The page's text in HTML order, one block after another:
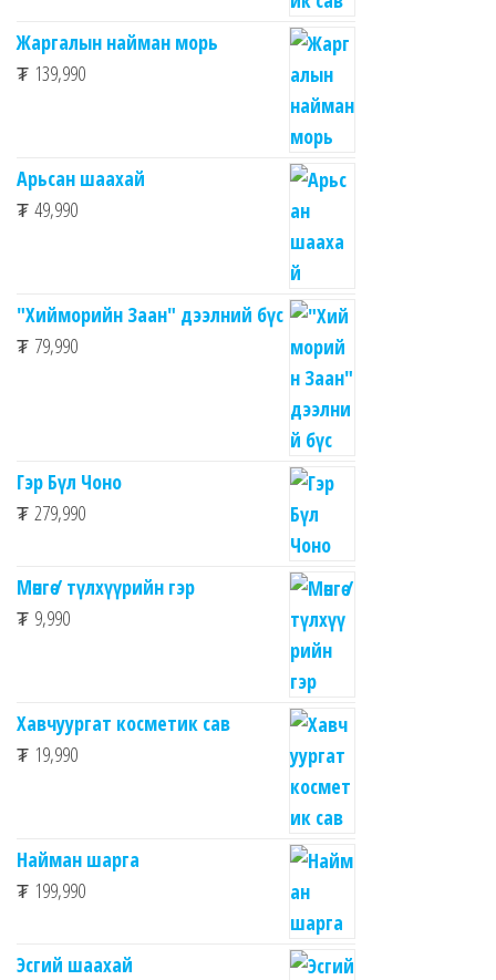
Жаргалын найман морь
₮ 139,990
Арьсан шаахай
₮ 49,990
"Хийморийн Заан" дээлний бүс
₮ 79,990
Гэр Бүл Чоно
₮ 279,990
Мөнгө / түлхүүрийн гэр
₮ 9,990
Хавчуургат косметик сав
₮ 19,990
Найман шарга
₮ 199,990
Эсгий шаахай